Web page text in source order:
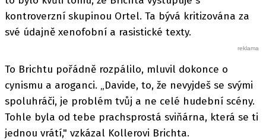
kontroverzní skupinou Ortel. Ta bývá kritizována za
své údajně xenofobní a rasistické texty.
To Brichtu pořádně rozpálilo, mluvil dokonce o
cynismu a aroganci. „Davide, to, že nevyjdeš se svými
spoluhráči, je problém tvůj a ne celé hudební scény.
Tohle byla od tebe prachsprostá sviňárna, která se ti
jednou vrátí," vzkázal Kollerovi Brichta.